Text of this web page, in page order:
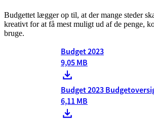
Budgettet lægger op til, at der mange steder
kreativt for at få mest muligt ud af de penge,
bruge.
Budget 2023
9,05 MB
Budget 2023
6,11 MB